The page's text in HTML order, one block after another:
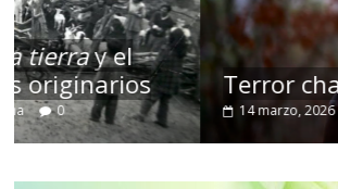
Terror chamánico coreano
14 marzo, 2026 Julio Martínez Molina